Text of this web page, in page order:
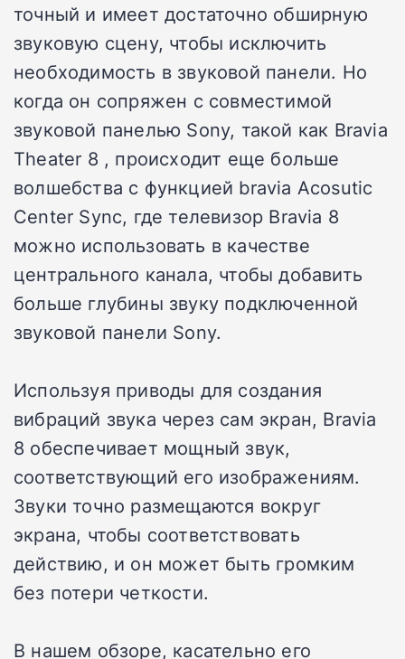
точный и имеет достаточно обширную
звуковую сцену, чтобы исключить
необходимость в звуковой панели. Но
когда он сопряжен с совместимой
звуковой панелью Sony, такой как Bravia
Theater 8 , происходит еще больше
волшебства с функцией bravia Acosutic
Center Sync, где телевизор Bravia 8
можно использовать в качестве
центрального канала, чтобы добавить
больше глубины звуку подключенной
звуковой панели Sony.
Используя приводы для создания
вибраций звука через сам экран, Bravia
8 обеспечивает мощный звук,
соответствующий его изображениям.
Звуки точно размещаются вокруг
экрана, чтобы соответствовать
действию, и он может быть громким
без потери четкости.
В нашем обзоре, касательно его